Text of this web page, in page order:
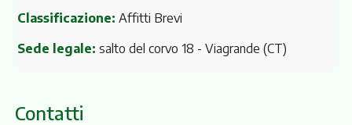
Classificazione: Affitti Brevi
Sede legale: salto del corvo 18 - Viagrande (CT)
Contatti